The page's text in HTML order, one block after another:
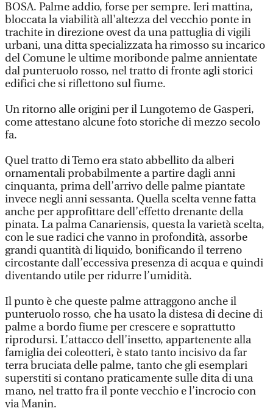
BOSA. Palme addio, forse per sempre. Ieri mattina,
bloccata la viabilità all'altezza del vecchio ponte in
trachite in direzione ovest da una pattuglia di vigili
urbani, una ditta specializzata ha rimosso su incarico
del Comune le ultime moribonde palme annientate
dal punteruolo rosso, nel tratto di fronte agli storici
edifici che si riflettono sul fiume.
Un ritorno alle origini per il Lungotemo de Gasperi,
come attestano alcune foto storiche di mezzo secolo
fa.
Quel tratto di Temo era stato abbellito da alberi
ornamentali probabilmente a partire dagli anni
cinquanta, prima dell’arrivo delle palme piantate
invece negli anni sessanta. Quella scelta venne fatta
anche per approfittare dell’effetto drenante della
pinata. La palma Canariensis, questa la varietà scelta,
con le sue radici che vanno in profondità, assorbe
grandi quantità di liquido, bonificando il terreno
circostante dall’eccessiva presenza di acqua e quindi
diventando utile per ridurre l’umidità.
Il punto è che queste palme attraggono anche il
punteruolo rosso, che ha usato la distesa di decine di
palme a bordo fiume per crescere e soprattutto
riprodursi. L’attacco dell’insetto, appartenente alla
famiglia dei coleotteri, è stato tanto incisivo da far
terra bruciata delle palme, tanto che gli esemplari
superstiti si contano praticamente sulle dita di una
mano, nel tratto fra il ponte vecchio e l’incrocio con
via Manin.